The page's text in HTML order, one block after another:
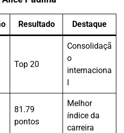
Resultado Destaque
Top 20
Consolidaçã
o
internaciona
l
81.79
pontos
Melhor
índice da
carreira